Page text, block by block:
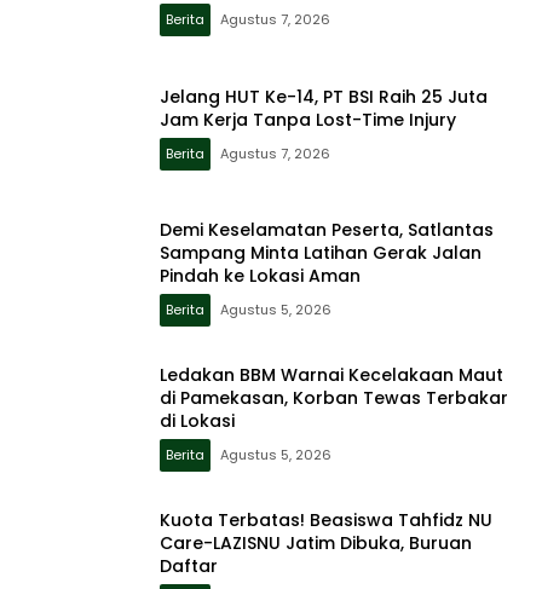
Berita Agustus 7, 2026
Jelang HUT Ke-14, PT BSI Raih 25 Juta
Jam Kerja Tanpa Lost-Time Injury
Berita Agustus 7, 2026
Demi Keselamatan Peserta, Satlantas
Sampang Minta Latihan Gerak Jalan
Pindah ke Lokasi Aman
Berita Agustus 5, 2026
Ledakan BBM Warnai Kecelakaan Maut
di Pamekasan, Korban Tewas Terbakar
di Lokasi
Berita Agustus 5, 2026
Kuota Terbatas! Beasiswa Tahfidz NU
Care-LAZISNU Jatim Dibuka, Buruan
Daftar